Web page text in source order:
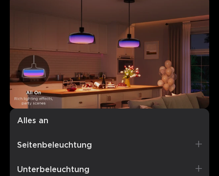
Alles an
Partys
Seitenbeleuchtung
Unterbeleuchtung